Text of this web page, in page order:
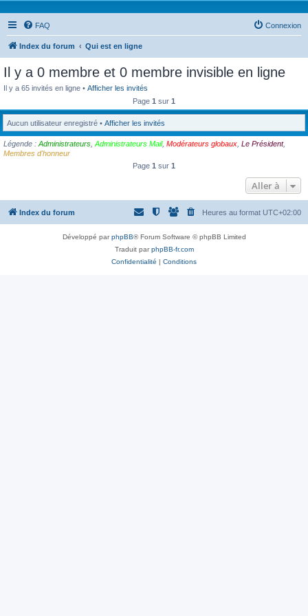
FAQ Connexion
Index du forum Qui est en ligne
Il y a 0 membre et 0 membre invisible en ligne
Il y a 65 invités en ligne • Afficher les invités
Page 1 sur 1
Aucun utilisateur enregistré • Afficher les invités
Légende : Administrateurs Administrateurs Mail, Modérateurs globaux Le Président,
Membres d'honneur
Page 1 sur 1
Aller à
Index du forum Heures au format UTC+02:00
Développé parphpBB® Forum Software © phpBB Limited
Traduit parphpBB-fr.com
Confidentialité | Conditions